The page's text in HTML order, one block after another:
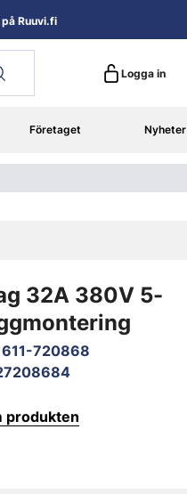
Logga in
Företaget Nyheter
Ruuvi.fi
32A 380V 5-
611-720868
produkten